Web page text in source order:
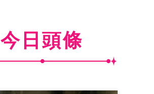
今日頭條